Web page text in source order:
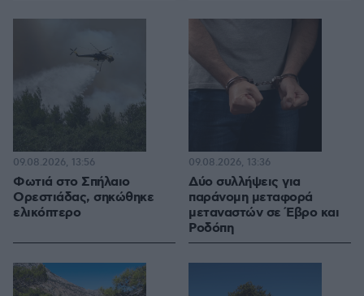
Φωτιά στο Σπήλαιο
Ορεστιάδας, σηκώθηκε
ελικόπτερο
09.08.2026, 13:56
Δύο συλλήψεις για
παράνομη μεταφορά
μεταναστών σε Έβρο και
Ροδόπη
09.08.2026, 13:36